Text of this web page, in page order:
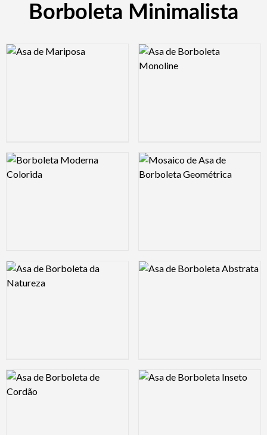
Borboleta Minimalista
Logo Preview Image Logo Preview Image
Logo Preview Image Logo Preview Image
Logo Preview Image Logo Preview Image
Logo Preview Image Logo Preview Image